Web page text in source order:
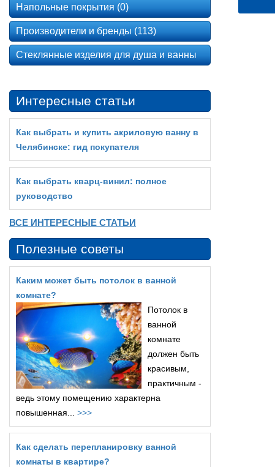
Напольные покрытия (0)
Производители и бренды (113)
Стеклянные изделия для душа и ванны
Интересные статьи
Как выбрать и купить акриловую ванну в
Челябинске: гид покупателя
Как выбрать кварц‑винил: полное
руководство
ВСЕ ИНТЕРЕСНЫЕ СТАТЬИ
Полезные советы
Каким может быть потолок в ванной
комнате?
Потолок в
ванной
комнате
должен быть
красивым,
практичным -
ведь этому помещению характерна
повышенная... >>>
Как сделать перепланировку ванной
комнаты в квартире?